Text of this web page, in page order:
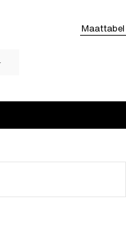
Maattabel